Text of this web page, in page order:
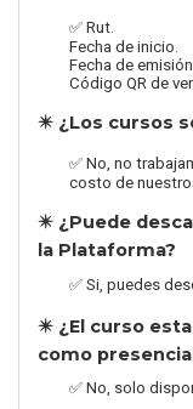
✅ Rut.
Fecha de inicio.
Fecha de emisión.
Código QR de
✴️ ¿Los cursos
✅ No, no
costo de
✴️ ¿Puede
la Plataforma?
✅ Si, puedes
✴️ ¿El curso
como
✅ No, solo